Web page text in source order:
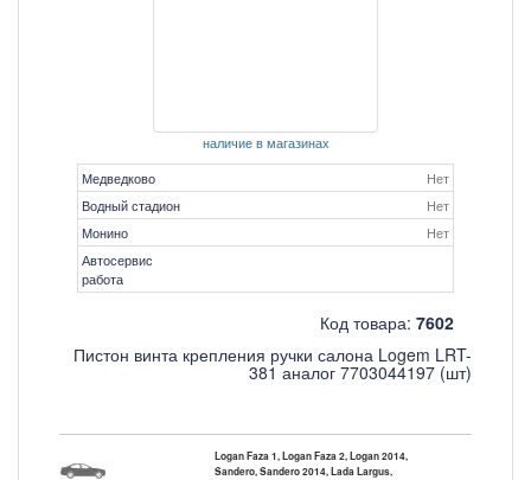
наличие в магазинах
Медведково
Нет
Водный стадион
Нет
Монино
Нет
Автосервис
работа
Код товара: 7602
Пистон винта крепления ручки салона Logem LRT-
381 аналог 7703044197 (шт)
Logan Faza 1, Logan Faza 2, Logan 2014,
Sandero, Sandero 2014, Lada Largus,